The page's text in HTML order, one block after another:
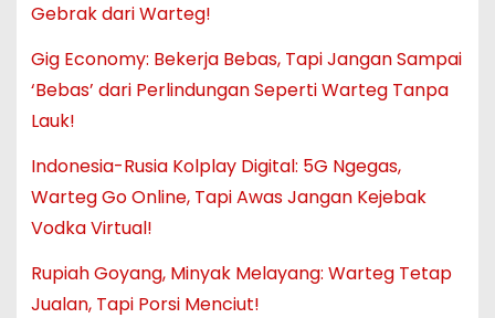
Gebrak dari Warteg!
Gig Economy: Bekerja Bebas, Tapi Jangan Sampai
‘Bebas’ dari Perlindungan Seperti Warteg Tanpa
Lauk!
Indonesia-Rusia Kolplay Digital: 5G Ngegas,
Warteg Go Online, Tapi Awas Jangan Kejebak
Vodka Virtual!
Rupiah Goyang, Minyak Melayang: Warteg Tetap
Jualan, Tapi Porsi Menciut!